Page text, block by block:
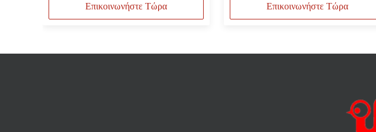
Επικοινωνήστε Τώρα
Επικοινωνήστε Τώρα